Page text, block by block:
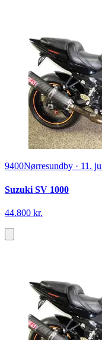
9400Nørresundby · 11.
Suzuki SV 1000
44.800 kr.